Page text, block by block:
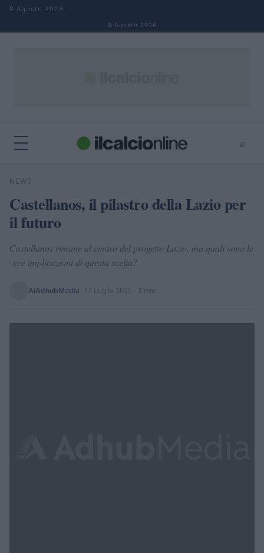
Salta al contenuto
8 Agosto 2026
8 Agosto 2026
⌕
Cerca
NEWS
Castellanos, il pilastro della Lazio per
il futuro
Castellanos rimane al centro del progetto Lazio, ma quali sono le
vere implicazioni di questa scelta?
AiAdhubMedia 17 Luglio 2025 · 3 min